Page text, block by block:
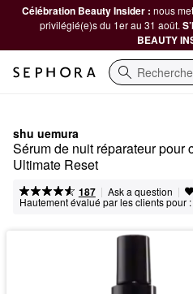
Célébration Beauty Insider : nous
privilégié(e)s du 1er au 31 août.
BEAUTY
Recherche
shu uemura
Sérum de nuit réparateur pour
Ultimate Reset
187 | Ask a question |
Hautement évalué par les clients pour :